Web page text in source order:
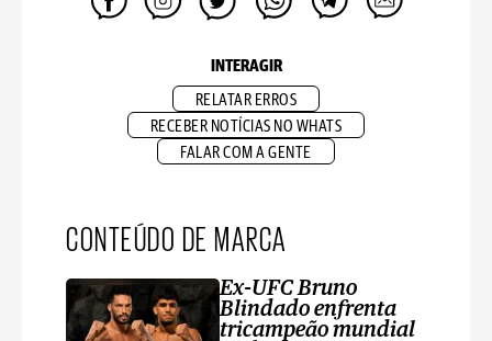
INTERAGIR
RELATAR ERROS
RECEBER NOTÍCIAS NO WHATS
FALAR COM A GENTE
CONTEÚDO DE MARCA
Ex-UFC Bruno
Blindado enfrenta
tricampeão mundial